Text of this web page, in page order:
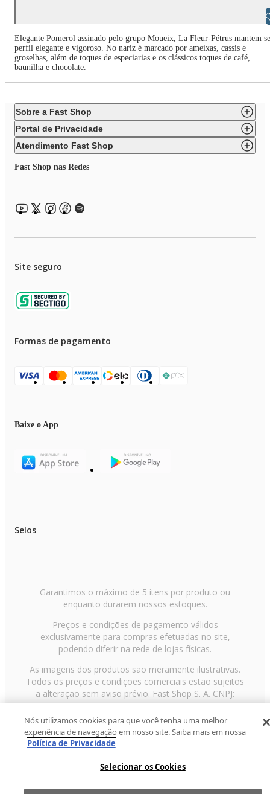
Elegante Pomerol assinado pelo grupo Moueix, La Fleur-Pétrus mantem
perfil elegante e vigoroso. No nariz é marcado por ameixas, cassis e
groselhas, além de toques de especiarias e os clássicos toques de café,
baunilha e chocolate.
Sobre a Fast Shop
Portal de Privacidade
Atendimento Fast Shop
Fast Shop nas Redes
Site seguro
Formas de pagamento
Baixe o App
Selos
Garantimos o máximo de 5 itens por produto ou
enquanto durarem nossos estoques.
Preços e condições de pagamento válidos
exclusivamente para compras efetuadas no site,
podendo diferir na rede de lojas físicas.
As imagens dos produtos são meramente ilustrativas.
Todos os preços e condições comerciais estão sujeitos
a alteração sem aviso prévio. Fast Shop S. A. CNPJ:
43.708.379/0001-00
Avenida Zaki Narchi, nº 1650, sobreloja, Carandiru, São
Paulo/SP, CEP 02029-001, Telefone: 11 3003-3728 ©
2013 Fast Shop - Todos os direitos reservados
Nós utilizamos cookies para que você tenha uma melhor
experiência de navegação em nosso site. Saiba mais em nossa
Política de Privacidade
Selecionar os Cookies